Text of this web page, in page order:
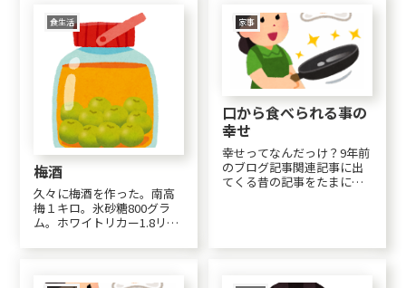
食生活
梅酒
久々に梅酒を作った。南高
梅１キロ。氷砂糖800グラ
ム。ホワイトリカー1.8リッ
と早く呑めるようになるら
た。３ヶ月後に試し呑み。
家事
口から食べられる事の
幸せ
幸せってなんだっけ？9年前
のブログ記事関連記事に出
てくる昔の記事をたまに読
やってしまったけど。歯医
いって、うそみたい💦テ...